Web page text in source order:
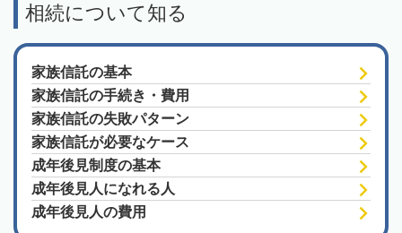
相続について知る
家族信託の基本
家族信託の手続き・費用
家族信託の失敗パターン
家族信託が必要なケース
成年後見制度の基本
成年後見人になれる人
成年後見人の費用